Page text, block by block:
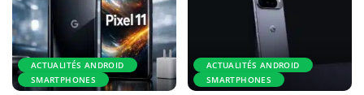
ACTUALITÉS ANDROID
SMARTPHONES
ACTUALITÉS ANDROID
SMARTPHONES